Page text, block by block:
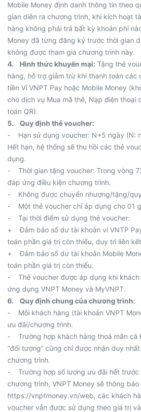
Mobile Money định danh thông tin theo
gian diễn ra chương trình, khi kích hoạt
hàng không phải trả bất kỳ khoản phí
Money đã từng đăng ký trước thời gian
không được tham gia chương trình này.
4. Hình thức khuyến mại: Tặng thẻ
hàng, hỗ trợ giảm trừ khi thanh toán các
tiền Ví VNPT Pay hoặc Mobile Money
cho dịch vụ Mua mã thẻ, Nạp điện thoại
toán QR).
5. Quy định thẻ voucher:
- Hạn sử dụng voucher: N+5 ngày (N:
Hết hạn, hệ thống sẽ thu hồi các thẻ
dụng.
- Thời gian tặng voucher: Trong vòng
đáp ứng điều kiện chương trình.
- Không được chuyển nhượng/tặng/
- Một thẻ voucher chỉ áp dụng cho 01
- Tại thời điểm sử dụng thẻ voucher:
+ Đảm bảo số dư tài khoản ví VNTP
toán phần giá trị còn thiếu, duy trì liên
+ Đảm bảo số dư tài khoản Mobile
toán phần giá trị còn thiếu.
- Thẻ voucher được áp dụng khi khách
ứng dụng VNPT Money và MyVNPT.
6. Quy định chung của chương trình:
- Mỗi khách hàng (tài khoản VNPT
ưu đãi/chương trình.
- Trường hợp khách hàng thoả mãn cả
“đối tượng” cũng chỉ được nhận duy
chương trình.
- Trường hợp số lượng ưu đãi hết trước
chương trình, VNPT Money sẽ thông
https://vnptmoney.vn/web, các khách
voucher vẫn được sử dụng theo giá trị